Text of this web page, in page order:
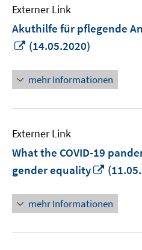
Externer Link
Akuthilfe für pflegende
In
Fenster
öffnen
(14.05.2020)
mehr Informationen
Externer Link
What the COVID-19
gender equality
In
Fenster
öffnen
mehr Informationen